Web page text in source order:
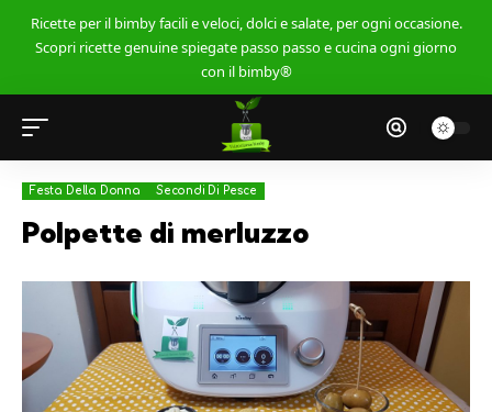
Ricette per il bimby facili e veloci, dolci e salate, per ogni occasione.
Scopri ricette genuine spiegate passo passo e cucina ogni giorno
con il bimby®
Festa Della Donna Secondi Di Pesce
Polpette di merluzzo